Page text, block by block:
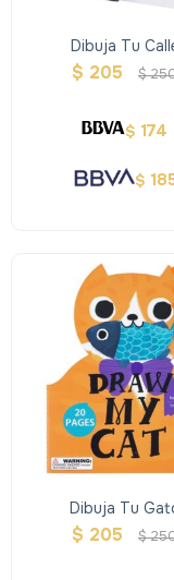
Dibuja Tu
$ 205 $
$ 174
$
Dibuja Tu
$ 205 $